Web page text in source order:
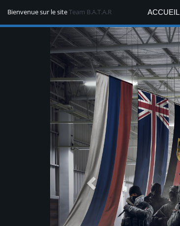
Bienvenue sur le siteTeam B.A.T.A.R ACCUEIL
Previous